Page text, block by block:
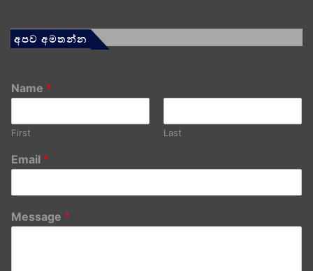
අපව අමතන්න
Name *
First Last
Email *
Message *